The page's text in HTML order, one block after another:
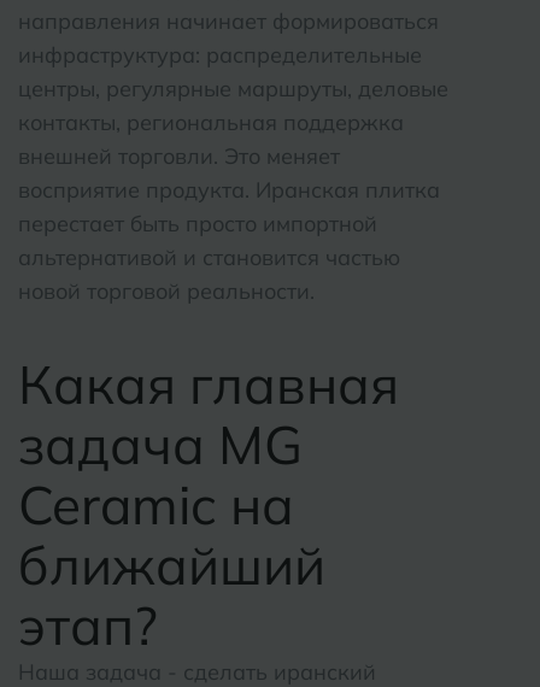
направления начинает формироваться
инфраструктура: распределительные
центры, регулярные маршруты, деловые
контакты, региональная поддержка
внешней торговли. Это меняет
восприятие продукта. Иранская плитка
перестает быть просто импортной
альтернативой и становится частью
новой торговой реальности.
Какая главная
задача MG
Ceramic на
ближайший
этап?
Наша задача - сделать иранский